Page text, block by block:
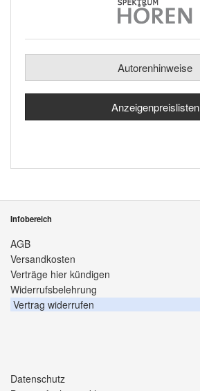
Autorenhinweise
Anzeigenpreislisten
Infobereich
AGB
Versandkosten
Verträge hier kündigen
Widerrufsbelehrung
Vertrag widerrufen
Datenschutz